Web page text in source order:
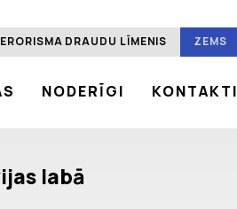
DRAUDU LĪMENIS ZEMS
Fonta izmērs
NODERĪGI KONTAKTI
labā